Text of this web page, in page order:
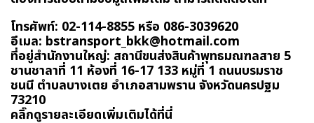
โทรศัพท์: 02-114-8855 หรือ 086-3039620
อีเมล: bstransport_bkk@hotmail.com
ที่อยู่สำนักงานใหญ่: สถานีขนส่งสินค้าพุทธมณฑลสาย 5
ชานชาลาที่ 11 ห้องที่ 16-17 133 หมู่ที่ 1 ถนนบรมราช
ชนนี ตำบลบางเตย อำเภอสามพราน จังหวัดนครปฐม
73210
คลิ๊กดูรายละเอียดเพิ่มเติมได้ที่นี่